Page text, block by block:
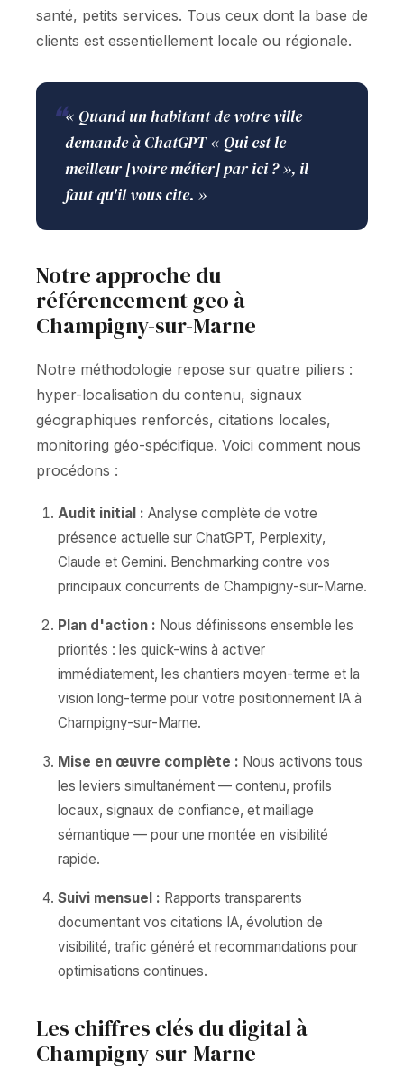
santé, petits services. Tous ceux dont la base de
clients est essentiellement locale ou régionale.
❝« Quand un habitant de votre ville
demande à ChatGPT « Qui est le
meilleur [votre métier] par ici ? », il
faut qu'il vous cite. »
Notre approche du
référencement geo à
Champigny-sur-Marne
Notre méthodologie repose sur quatre piliers :
hyper-localisation du contenu, signaux
géographiques renforcés, citations locales,
monitoring géo-spécifique. Voici comment nous
procédons :
Audit initial : Analyse complète de votre
présence actuelle sur ChatGPT, Perplexity,
Claude et Gemini. Benchmarking contre vos
principaux concurrents de Champigny-sur-Marne.
Plan d'action : Nous définissons ensemble les
priorités : les quick-wins à activer
immédiatement, les chantiers moyen-terme et la
vision long-terme pour votre positionnement IA à
Champigny-sur-Marne.
Mise en œuvre complète : Nous activons tous
les leviers simultanément — contenu, profils
locaux, signaux de confiance, et maillage
sémantique — pour une montée en visibilité
rapide.
Suivi mensuel : Rapports transparents
documentant vos citations IA, évolution de
visibilité, trafic généré et recommandations pour
optimisations continues.
Les chiffres clés du digital à
Champigny-sur-Marne